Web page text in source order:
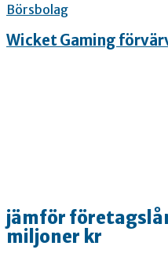
Börsbolag
Wicket Gaming
jämför
miljoner kr